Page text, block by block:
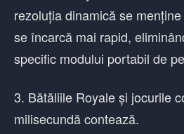
rezoluția dinamică se
se încarcă mai rapid,
specific modului portabil de
3. Bătăliile Royale și jocurile
milisecundă contează.